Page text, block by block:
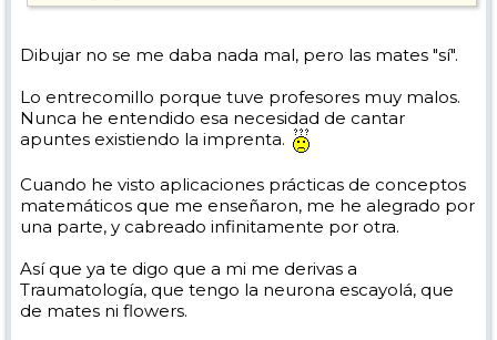
Dibujar no se me daba nada mal, pero las mates "sí".
Lo entrecomillo porque tuve profesores muy malos.
Nunca he entendido esa necesidad de cantar
apuntes existiendo la imprenta.
Cuando he visto aplicaciones prácticas de conceptos
matemáticos que me enseñaron, me he alegrado por
una parte, y cabreado infinitamente por otra.
Así que ya te digo que a mi me derivas a
Traumatología, que tengo la neurona escayolá, que
de mates ni flowers.